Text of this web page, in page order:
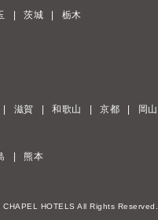
茨城 栃木
滋賀 和歌山 京都 岡山
熊本
CHAPEL HOTELS All Rights Reserved.